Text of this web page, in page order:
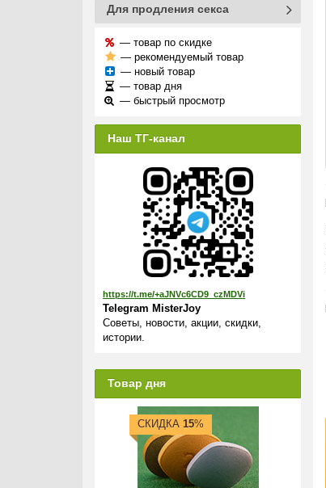
Для продления секса
— товар по скидке
— рекомендуемый товар
— новый товар
— товар дня
— быстрый просмотр
Наш ТГ-канал
https://t.me/+aJNVc6CD9_czMDVi
Telegram MisterJoy
Советы, новости, акции, скидки,
истории.
Товар дня
СКИДКА 15%